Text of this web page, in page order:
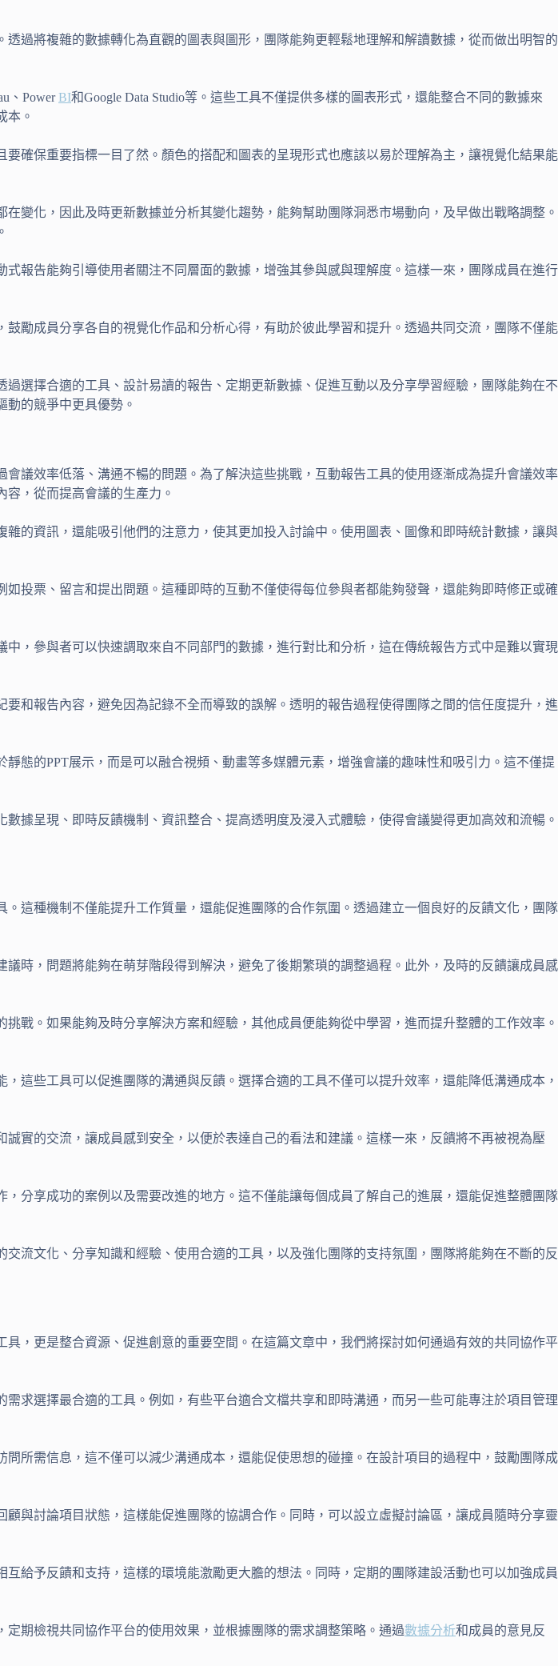
過將複雜的數據轉化為直觀的圖表與圖形，團隊能夠更輕鬆地理解和解讀數據，從而做出明智的
、PowerBI和Google Data Studio等。這些工具不僅提供多樣的圖表形式，還能整合不同的數據來
本。
確保重要指標一目了然。顏色的搭配和圖表的呈現形式也應該以易於理解為主，讓視覺化結果能
變化，因此及時更新數據並分析其變化趨勢，能夠幫助團隊洞悉市場動向，及早做出戰略調整。
報告能夠引導使用者關注不同層面的數據，增強其參與感與理解度。這樣一來，團隊成員在進行
勵成員分享各自的視覺化作品和分析心得，有助於彼此學習和提升。透過共同交流，團隊不僅能
選擇合適的工具、設計易讀的報告、定期更新數據、促進互動以及分享學習經驗，團隊能夠在不
動的競爭中更具優勢。
議效率低落、溝通不暢的問題。為了解決這些挑戰，互動報告工具的使用逐漸成為提升會議效率
，從而提高會議的生產力。
的資訊，還能吸引他們的注意力，使其更加投入討論中。使用圖表、圖像和即時統計數據，讓與
投票、留言和提出問題。這種即時的互動不僅使得每位參與者都能夠發聲，還能夠即時修正或確
，參與者可以快速調取來自不同部門的數據，進行對比和分析，這在傳統報告方式中是難以實現
和報告內容，避免因為記錄不全而導致的誤解。透明的報告過程使得團隊之間的信任度提升，進
態的PPT展示，而是可以融合視頻、動畫等多媒體元素，增強會議的趣味性和吸引力。這不僅提
據呈現、即時反饋機制、資訊整合、提高透明度及浸入式體驗，使得會議變得更加高效和流暢。
這種機制不僅能提升工作質量，還能促進團隊的合作氛圍。透過建立一個良好的反饋文化，團隊
時，問題將能夠在萌芽階段得到解決，避免了後期繁瑣的調整過程。此外，及時的反饋讓成員感
戰。如果能夠及時分享解決方案和經驗，其他成員便能夠從中學習，進而提升整體的工作效率。
這些工具可以促進團隊的溝通與反饋。選擇合適的工具不僅可以提升效率，還能降低溝通成本，
實的交流，讓成員感到安全，以便於表達自己的看法和建議。這樣一來，反饋將不再被視為壓
分享成功的案例以及需要改進的地方。這不僅能讓每個成員了解自己的進展，還能促進整體團隊
流文化、分享知識和經驗、使用合適的工具，以及強化團隊的支持氛圍，團隊將能夠在不斷的反
，更是整合資源、促進創意的重要空間。在這篇文章中，我們將探討如何通過有效的共同協作平
求選擇最合適的工具。例如，有些平台適合文檔共享和即時溝通，而另一些可能專注於項目管理
所需信息，這不僅可以減少溝通成本，還能促使思想的碰撞。在設計項目的過程中，鼓勵團隊成
與討論項目狀態，這樣能促進團隊的協調合作。同時，可以設立虛擬討論區，讓成員隨時分享靈
給予反饋和支持，這樣的環境能激勵更大膽的想法。同時，定期的團隊建設活動也可以加強成員
期檢視共同協作平台的使用效果，並根據團隊的需求調整策略。通過數據分析和成員的意見反